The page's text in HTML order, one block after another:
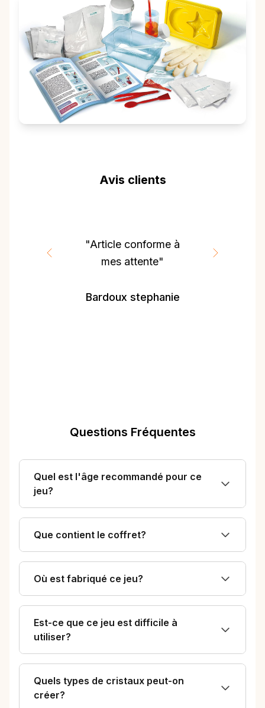
Avis clients
"Article conforme à
mes attente"
Bardoux stephanie
Questions Fréquentes
Quel est l'âge recommandé pour ce
jeu?
Que contient le coffret?
Où est fabriqué ce jeu?
Est-ce que ce jeu est difficile à
utiliser?
Quels types de cristaux peut-on
créer?